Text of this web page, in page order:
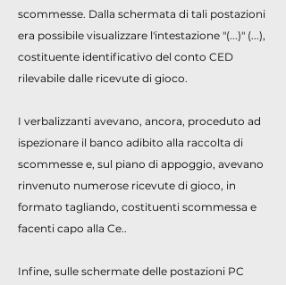
scommesse. Dalla schermata di tali postazioni
era possibile visualizzare l'intestazione "(...)" (...),
costituente identificativo del conto CED
rilevabile dalle ricevute di gioco.
I verbalizzanti avevano, ancora, proceduto ad
ispezionare il banco adibito alla raccolta di
scommesse e, sul piano di appoggio, avevano
rinvenuto numerose ricevute di gioco, in
formato tagliando, costituenti scommessa e
facenti capo alla Ce..
Infine, sulle schermate delle postazioni PC